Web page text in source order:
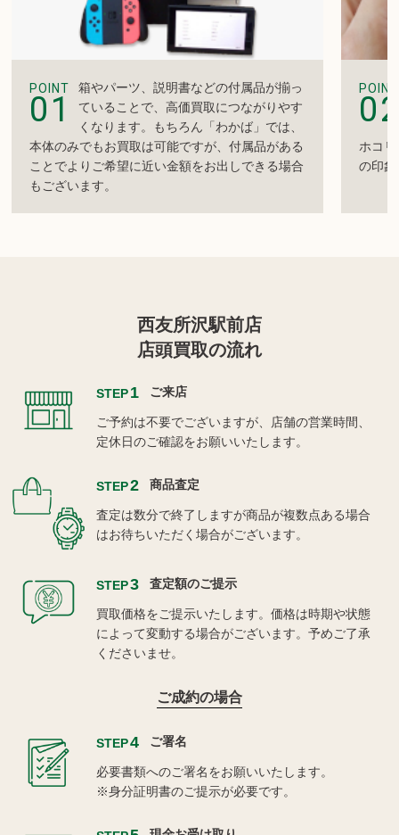
POINT
01
箱やパーツ、説明書などの付属品が揃っ
ていることで、高価買取につながりやす
くなります。もちろん「わかば」では、
本体のみでもお買取は可能ですが、付属品がある
ことでよりご希望に近い金額をお出しできる場合
もございます。
POINT
ホコ
の印
西友所沢駅前店
店頭買取の流れ
STEP1 ご来店
ご予約は不要でございますが、店舗の営業時間、
定休日のご確認をお願いいたします。
STEP2 商品査定
査定は数分で終了しますが商品が複数点ある場合
はお待ちいただく場合がございます。
STEP3 査定額のご提示
買取価格をご提示いたします。価格は時期や状態
によって変動する場合がございます。予めご了承
くださいませ。
ご成約の場合
STEP4 ご署名
必要書類へのご署名をお願いいたします。
※身分証明書のご提示が必要です。